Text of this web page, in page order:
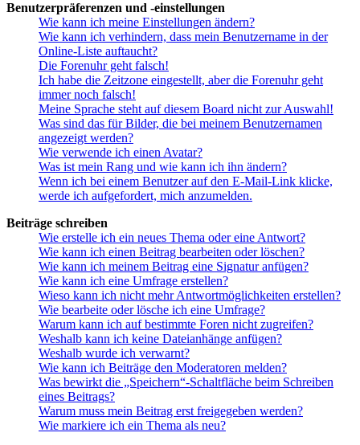
Benutzerpräferenzen und -einstellungen
Wie kann ich meine Einstellungen ändern?
Wie kann ich verhindern, dass mein Benutzername in der
Online-Liste auftaucht?
Die Forenuhr geht falsch!
Ich habe die Zeitzone eingestellt, aber die Forenuhr geht
immer noch falsch!
Meine Sprache steht auf diesem Board nicht zur Auswahl!
Was sind das für Bilder, die bei meinem Benutzernamen
angezeigt werden?
Wie verwende ich einen Avatar?
Was ist mein Rang und wie kann ich ihn ändern?
Wenn ich bei einem Benutzer auf den E-Mail-Link klicke,
werde ich aufgefordert, mich anzumelden.
Beiträge schreiben
Wie erstelle ich ein neues Thema oder eine Antwort?
Wie kann ich einen Beitrag bearbeiten oder löschen?
Wie kann ich meinem Beitrag eine Signatur anfügen?
Wie kann ich eine Umfrage erstellen?
Wieso kann ich nicht mehr Antwortmöglichkeiten erstellen?
Wie bearbeite oder lösche ich eine Umfrage?
Warum kann ich auf bestimmte Foren nicht zugreifen?
Weshalb kann ich keine Dateianhänge anfügen?
Weshalb wurde ich verwarnt?
Wie kann ich Beiträge den Moderatoren melden?
Was bewirkt die „Speichern“-Schaltfläche beim Schreiben
eines Beitrags?
Warum muss mein Beitrag erst freigegeben werden?
Wie markiere ich ein Thema als neu?